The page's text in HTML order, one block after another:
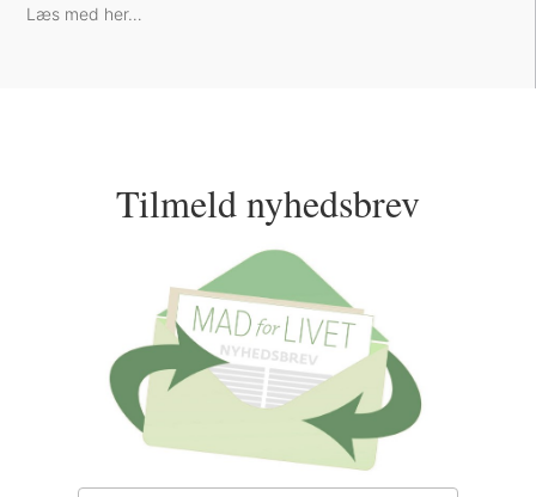
Læs med her…
Tilmeld nyhedsbrev